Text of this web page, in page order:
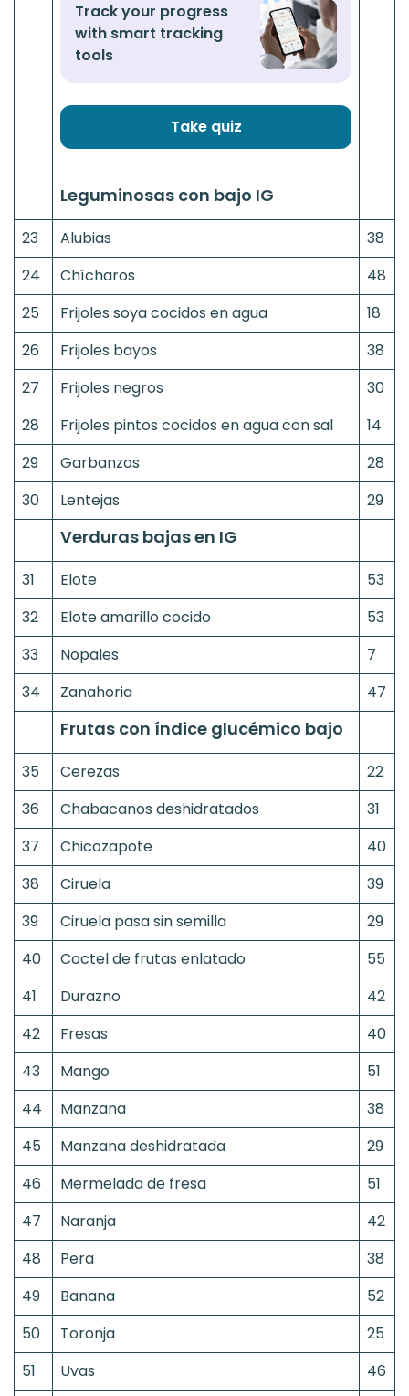
Track your progress
with smart tracking
tools
Take quiz
Leguminosas con bajo IG
23 Alubias
38
24
Chícharos
48
25
Frijoles soya cocidos en agua
18
26
Frijoles bayos
38
27
Frijoles negros
30
28
Frijoles pintos cocidos en agua con sal
14
29
Garbanzos
28
30
Lentejas 29
Verduras bajas en IG
31 Elote
53
32
Elote amarillo cocido
53
33
Nopales
7
34
Zanahoria 47
Frutas con índice glucémico bajo
35 Cerezas
22
36
Chabacanos deshidratados
31
37
Chicozapote
40
38
Ciruela
39
39
Ciruela pasa sin semilla
29
40
Coctel de frutas enlatado
55
41
Durazno
42
42
Fresas
40
43
Mango
51
44
Manzana
38
45
Manzana deshidratada
29
46
Mermelada de fresa
51
47
Naranja
42
48
Pera
38
49
Banana
52
50
Toronja
25
51
Uvas 46